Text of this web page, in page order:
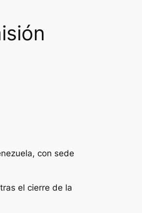
con sede
el cierre de la